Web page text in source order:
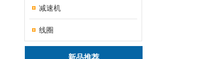
减速机
线圈
新品推荐